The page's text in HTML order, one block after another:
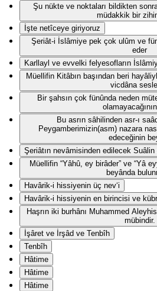
Şu nükte ve noktaları bildikten
müdakkik bir
İşte netîceye giriyoruz
Şeriât-i İslâmiye pek çok ulûm ve
eder
Karllayl ve evvelki felyesofların
Müellifin Kitâbın başından beri
vicdâna
Bir şahsın çok fünûnda neden
Bu asrın sâhilinden asr-ı
Peygamberimizin(asm) nazara
edeceğinin
Şeriâtın nevâmisinden edilecek Suâlin
Müellifin “Yâhû, ey birâder” ve “Yâ
beyânda
Havârik-i hissiyenin üç nev‘i
Havârik-i hissiyenin en birincisi ve
Haşrın iki burhânı Muhammed
mübindir.
İşâret ve İrşâd ve Tenbîh
Tenbîh
Hâtime
Hâtime
Hâtime